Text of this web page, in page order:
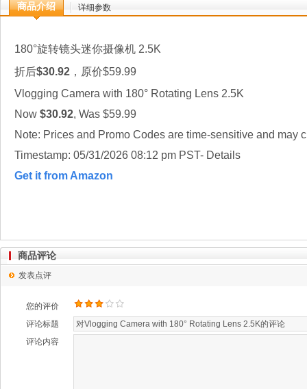
商品介绍 详细参数
180°旋转镜头迷你摄像机 2.5K
折后$30.92 ，原价$59.99
Vlogging Camera with 180° Rotating Lens 2.5K
Now $30.92, Was $59.99
Note: Prices and Promo Codes are time-sensitive and may
Timestamp: 05/31/2026 08:12 pm PST- Details
Get it from Amazon
商品评论
发表点评
您的评价
评论标题
评论内容